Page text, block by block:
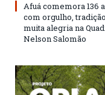
Afuá comemora 136
com orgulho,
muita alegria na
Nelson Salomão